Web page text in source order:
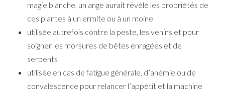
magie blanche, un ange aurait révélé les propriétés de
ces plantes à un ermite ou à un moine
utilisée autrefois contre la peste, les venins et pour
soigner les morsures de bêtes enragées et de
serpents
utilisée en cas de fatigue générale, d’anémie ou de
convalescence pour relancer l’appétit et la machine